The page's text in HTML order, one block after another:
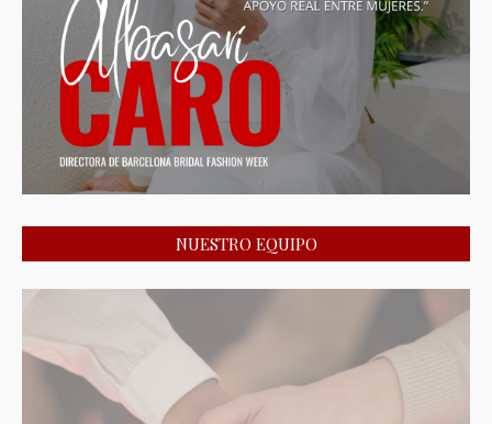
NUESTRO EQUIPO